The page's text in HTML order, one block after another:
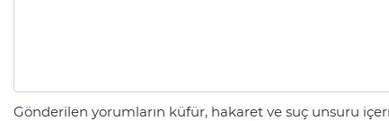
Gönderilen yorumların küfür, hakaret ve suç unsuru